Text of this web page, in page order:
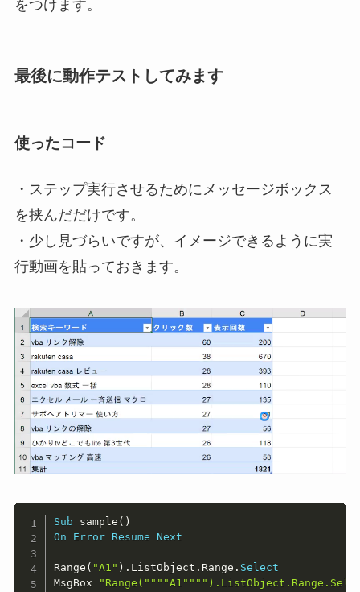
をつけます。
最後に動作テストしてみます
使ったコード
・ステップ実行させるためにメッセージボックス
を挟んだだけです。
・少し見づらいですが、イメージできるように実
行動画を貼っておきます。
Sub sample ( )
On
Error Resume Next
Range ( "A1" ) . ListObject . Range . Select
MsgBox
"Range(""""A1"""").ListObject.Range.Select